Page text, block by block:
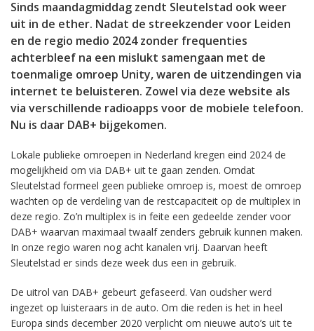
Sinds maandagmiddag zendt Sleutelstad ook weer
uit in de ether. Nadat de streekzender voor Leiden
en de regio medio 2024 zonder frequenties
achterbleef na een mislukt samengaan met de
toenmalige omroep Unity, waren de uitzendingen via
internet te beluisteren. Zowel via deze website als
via verschillende radioapps voor de mobiele telefoon.
Nu is daar DAB+ bijgekomen.
Lokale publieke omroepen in Nederland kregen eind 2024 de
mogelijkheid om via DAB+ uit te gaan zenden. Omdat
Sleutelstad formeel geen publieke omroep is, moest de omroep
wachten op de verdeling van de restcapaciteit op de multiplex in
deze regio. Zo’n multiplex is in feite een gedeelde zender voor
DAB+ waarvan maximaal twaalf zenders gebruik kunnen maken.
In onze regio waren nog acht kanalen vrij. Daarvan heeft
Sleutelstad er sinds deze week dus een in gebruik.
De uitrol van DAB+ gebeurt gefaseerd. Van oudsher werd
ingezet op luisteraars in de auto. Om die reden is het in heel
Europa sinds december 2020 verplicht om nieuwe auto’s uit te